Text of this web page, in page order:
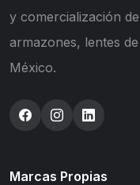
y comercialización
armazones, lentes
México.
Marcas Propias